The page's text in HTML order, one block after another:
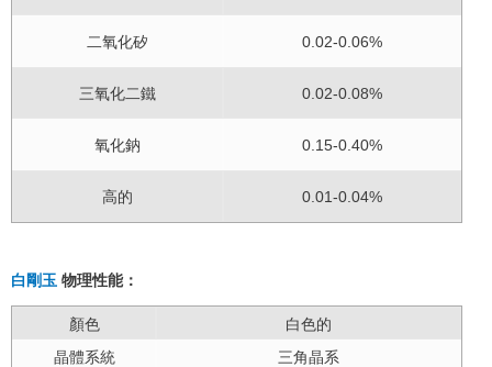
二氧化矽 0.02-0.06%
三氧化二鐵 0.02-0.08%
氧化鈉 0.15-0.40%
高的 0.01-0.04%
白剛玉 物理性能：
顏色
白色的
晶體系統
三角晶系